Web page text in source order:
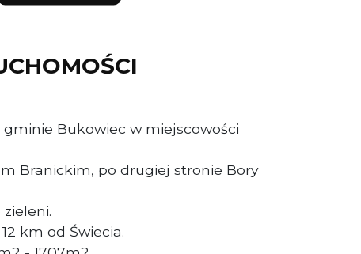
gminie Bukowiec w miejscowości
Branickim, po drugiej stronie Bory
km od Świecia.